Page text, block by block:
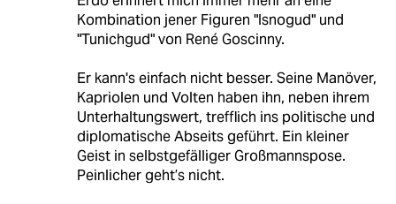
Kombination jener Figuren "Isnogud" und
"Tunichgud" von René Goscinny.
Er kann's einfach nicht besser. Seine Manöver,
Kapriolen und Volten haben ihn, neben ihrem
Unterhaltungswert, trefflich ins politische und
diplomatische Abseits geführt. Ein kleiner
Geist in selbstgefälliger Großmannspose.
Peinlicher geht’s nicht.